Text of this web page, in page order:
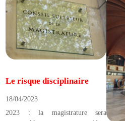
Le risque disciplinaire
18/04/2023
2023 : la magistrature sera